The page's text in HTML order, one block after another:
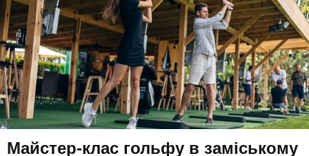
Майстер-клас гольфу в заміському